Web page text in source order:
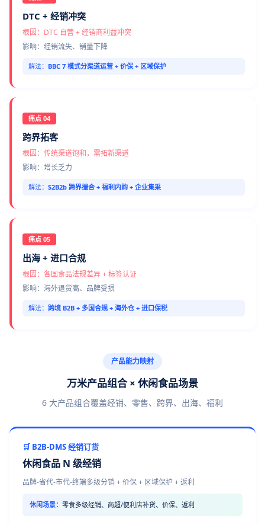
DTC + 经销冲突
根因：DTC 自营 + 经销商利益冲突
影响：经销流失、销量下降
解法： BBC 7 模式分渠道运营 + 价保 + 区域保护
痛点 04
跨界拓客
根因：传统渠道饱和，需拓新渠道
影响：增长乏力
解法： S2B2b 跨界撮合 + 福利内购 + 企业集采
痛点 05
出海 + 进口合规
根因：各国食品法规差异 + 标签认证
影响：海外退货高、品牌受损
解法： 跨境 B2B + 多国合规 + 海外仓 + 进口保税
产品能力映射
万米产品组合 × 休闲食品场景
6 大产品组合覆盖经销、零售、跨界、出海、福利
🛒 B2B-DMS 经销订货
休闲食品 N 级经销
品牌-省代-市代-终端多级分销 + 价保 + 区域保护 + 返利
休闲场景： 零食多级经销、商超/便利店补货、价保、返利